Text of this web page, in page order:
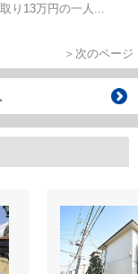
り13万円の一人...
＞次のページ